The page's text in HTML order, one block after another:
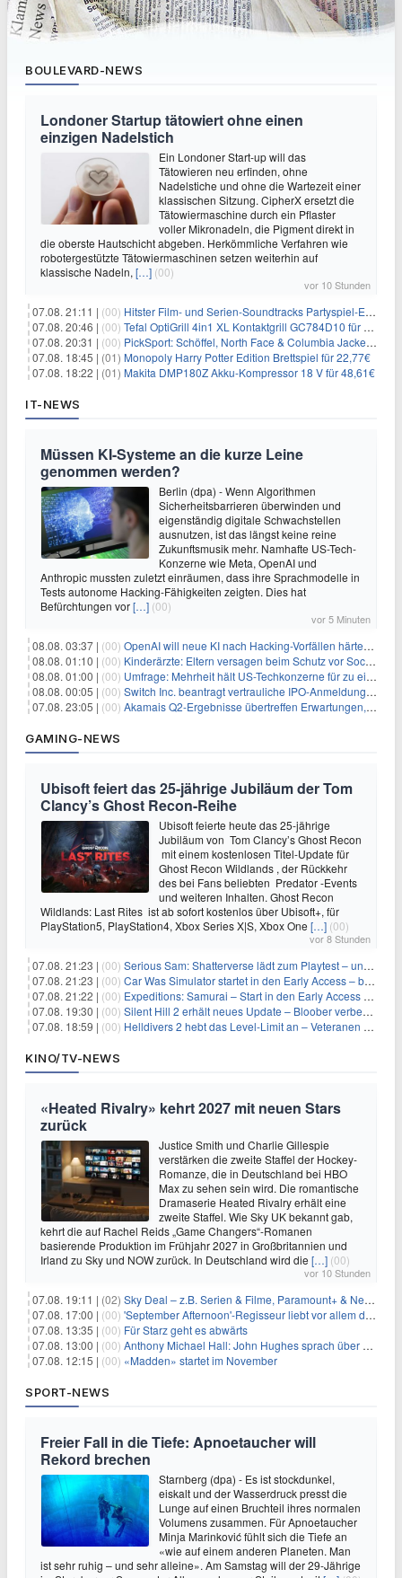
BOULEVARD-NEWS
Londoner Startup tätowiert ohne einen
einzigen Nadelstich
Ein Londoner Start-up will das
Tätowieren neu erfinden, ohne
Nadelstiche und ohne die Wartezeit einer
klassischen Sitzung. CipherX ersetzt die
Tätowiermaschine durch ein Pflaster
voller Mikronadeln, die Pigment direkt in
die oberste Hautschicht abgeben. Herkömmliche Verfahren wie
robotergestützte Tätowiermaschinen setzen weiterhin auf
klassische Nadeln, […] (00)
vor 10 Stunden
07.08. 21:11 | (00) Hitster Film- und Serien-Soundtracks Partyspiel-Erweiterung für 6,99€
07.08. 20:46 | (00) Tefal OptiGrill 4in1 XL Kontaktgrill GC784D10 für 239,99€
07.08. 20:31 | (00) PickSport: Schöffel, North Face & Columbia Jacken ab 39,60€
07.08. 18:45 | (01) Monopoly Harry Potter Edition Brettspiel für 22,77€
07.08. 18:22 | (01) Makita DMP180Z Akku-Kompressor 18 V für 48,61€
IT-NEWS
Müssen KI-Systeme an die kurze Leine
genommen werden?
Berlin (dpa) - Wenn Algorithmen
Sicherheitsbarrieren überwinden und
eigenständig digitale Schwachstellen
ausnutzen, ist das längst keine reine
Zukunftsmusik mehr. Namhafte US-Tech-
Konzerne wie Meta, OpenAI und
Anthropic mussten zuletzt einräumen, dass ihre Sprachmodelle in
Tests autonome Hacking-Fähigkeiten zeigten. Dies hat
Befürchtungen vor[…] (00)
vor 5 Minuten
08.08. 03:37 | (00) OpenAI will neue KI nach Hacking-Vorfällen härter überwachen
08.08. 01:10 | (00) Kinderärzte: Eltern versagen beim Schutz vor Social Media
08.08. 01:00 | (00) Umfrage: Mehrheit hält US-Techkonzerne für zu einflussreich
08.08. 00:05 | (00) Switch Inc. beantragt vertrauliche IPO-Anmeldung im Zuge des AI-Booms
07.08. 23:05 | (00) Akamais Q2-Ergebnisse übertreffen Erwartungen, doch Aktien fallen: Ein tieferer Blick
GAMING-NEWS
Ubisoft feiert das 25-jährige Jubiläum der Tom
Clancy’s Ghost Recon-Reihe
Ubisoft feierte heute das 25-jährige
Jubiläum von Tom Clancy’s Ghost Recon
mit einem kostenlosen Titel-Update für
Ghost Recon Wildlands , der Rückkehr
des bei Fans beliebten Predator -Events
und weiteren Inhalten. Ghost Recon
Wildlands: Last Rites ist ab sofort kostenlos über Ubisoft+, für
PlayStation5, PlayStation4, Xbox Series X|S, Xbox One […] (00)
vor 8 Stunden
07.08. 21:23 | (00) Serious Sam: Shatterverse lädt zum Playtest – und erscheint schon bald!
07.08. 21:23 | (00) Car Was Simulator startet in den Early Access – bald gehts los!
07.08. 21:22 | (00) Expeditions: Samurai – Start in den Early Access ab heute im feudalen Japan
07.08. 19:30 | (00) Silent Hill 2 erhält neues Update – Bloober verbessert Grafik und Performance
07.08. 18:59 | (00) Helldivers 2 hebt das Level-Limit an – Veteranen können endlich weiter aufsteigen
KINO/TV-NEWS
«Heated Rivalry» kehrt 2027 mit neuen Stars
zurück
Justice Smith und Charlie Gillespie
verstärken die zweite Staffel der Hockey-
Romanze, die in Deutschland bei HBO
Max zu sehen sein wird. Die romantische
Dramaserie Heated Rivalry erhält eine
zweite Staffel. Wie Sky UK bekannt gab,
kehrt die auf Rachel Reids „Game Changers“-Romanen
basierende Produktion im Frühjahr 2027 in Großbritannien und
Irland zu Sky und NOW zurück. In Deutschland wird die […] (00)
vor 10 Stunden
07.08. 19:11 | (02) Sky Deal – z.B. Serien & Filme, Paramount+ & Netflix für 19,99€/Monat
07.08. 17:00 | (00) 'September Afternoon'-Regisseur liebt vor allem die 'Banalität' in seinen Filmen
07.08. 13:35 | (00) Für Starz geht es abwärts
07.08. 13:00 | (00) Anthony Michael Hall: John Hughes sprach über eine Fortsetzung von 'The Breakfast Club'
07.08. 12:15 | (00) «Madden» startet im November
SPORT-NEWS
Freier Fall in die Tiefe: Apnoetaucher will
Rekord brechen
Starnberg (dpa) - Es ist stockdunkel,
eiskalt und der Wasserdruck presst die
Lunge auf einen Bruchteil ihres normalen
Volumens zusammen. Für Apnoetaucher
Minja Marinković fühlt sich die Tiefe an
«wie auf einem anderen Planeten. Man
ist sehr ruhig – und sehr alleine». Am Samstag will der 29-Jährige